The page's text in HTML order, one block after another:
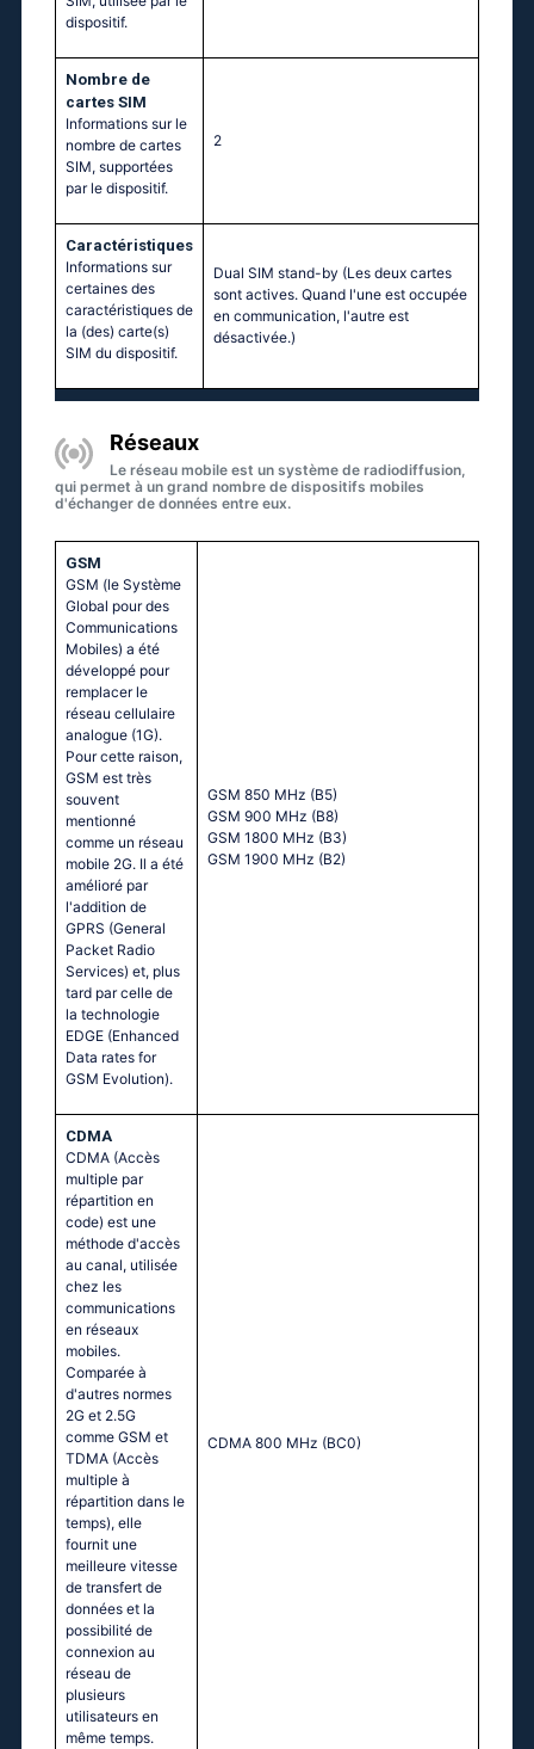
dispositif.
Nombre de
cartes SIM
Informations sur le
nombre de cartes
SIM, supportées
par le dispositif.
2
Caractéristiques
Informations sur
certaines des
caractéristiques de
la (des) carte(s)
SIM du dispositif.
Dual SIM stand-by (Les deux cartes
sont actives. Quand l'une est occupée
en communication, l'autre est
désactivée.)
Réseaux
Le réseau mobile est un système de radiodiffusion,
qui permet à un grand nombre de dispositifs mobiles
d'échanger de données entre eux.
GSM
GSM (le Système
Global pour des
Communications
Mobiles) a été
développé pour
remplacer le
réseau cellulaire
analogue (1G).
Pour cette raison,
GSM est très
souvent
mentionné
comme un réseau
mobile 2G. Il a été
amélioré par
l'addition de
GPRS (General
Packet Radio
Services) et, plus
tard par celle de
la technologie
EDGE (Enhanced
Data rates for
GSM Evolution).
GSM 850 MHz (B5)
GSM 900 MHz (B8)
GSM 1800 MHz (B3)
GSM 1900 MHz (B2)
CDMA
CDMA (Accès
multiple par
répartition en
code) est une
méthode d'accès
au canal, utilisée
chez les
communications
en réseaux
mobiles.
Comparée à
d'autres normes
2G et 2.5G
comme GSM et
TDMA (Accès
multiple à
répartition dans le
temps), elle
fournit une
meilleure vitesse
de transfert de
données et la
possibilité de
connexion au
réseau de
plusieurs
utilisateurs en
même temps.
CDMA 800 MHz (BC0)